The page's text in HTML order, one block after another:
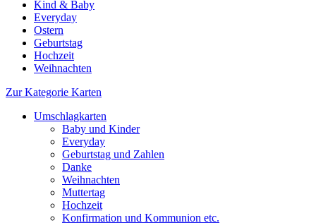
Kind & Baby
Everyday
Ostern
Geburtstag
Hochzeit
Weihnachten
Zur Kategorie Karten
Umschlagkarten
Baby und Kinder
Everyday
Geburtstag und Zahlen
Danke
Weihnachten
Muttertag
Hochzeit
Konfirmation und Kommunion etc.